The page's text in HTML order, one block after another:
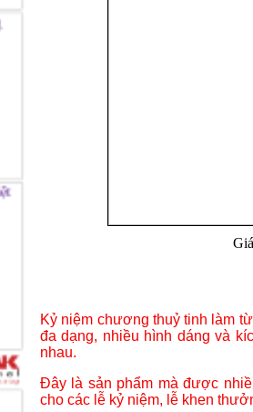
Kỷ niệm chương thuỷ tinh làm
đa dạng, nhiều hình dáng và
nhau.
Đây là sản phẩm mà được
cho các lễ kỷ niệm, lễ khen